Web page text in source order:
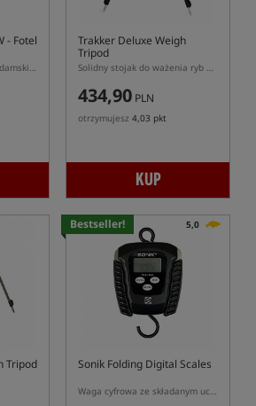
- Fotel
Delphin QUEEN WOW – damski fotel karpiowy z kubełkowym siedziskiem
Trakker Deluxe Weigh
Tripod
Solidny stojak do ważenia ryb Trakker
434,90 PLN
otrzymujesz 4,03 pkt
KUP
Tripod
Bestseller! 5,0
Sonik Folding Digital Scales
Waga cyfrowa ze składanym uchwytem